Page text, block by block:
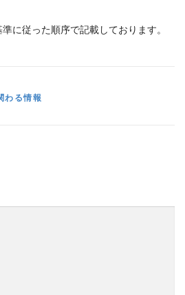
に従った順序で記載しております。
わる情報